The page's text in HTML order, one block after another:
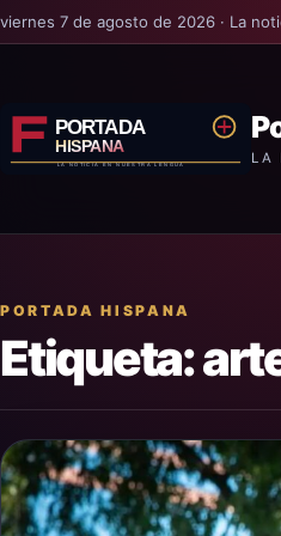
viernes 7 de agosto de 2026 · La
LA
PORTADA HISPANA
Etiqueta: